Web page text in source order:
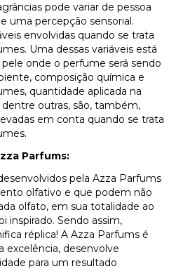
pode variar de pessoa
uma percepção sensorial.
envolvidas quando se trata
Uma dessas variáveis está
onde o perfume será sendo
composição química e
quantidade aplicada na
outras, são, também,
em conta quando se trata
Parfums:
pela Azza Parfums
olfativo e que podem não
olfato, em sua totalidade ao
inspirado. Sendo assim,
réplica! A Azza Parfums é
excelência, desenvolve
para um resultado